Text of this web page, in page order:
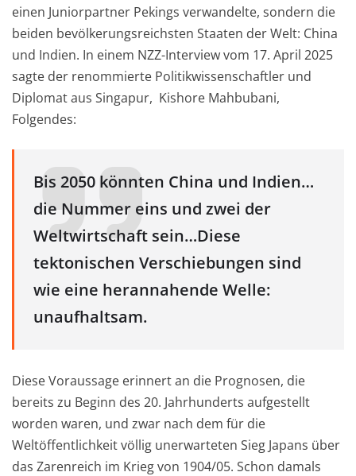
einen Juniorpartner Pekings verwandelte, sondern die
beiden bevölkerungsreichsten Staaten der Welt: China
und Indien. In einem NZZ-Interview vom 17. April 2025
sagte der renommierte Politikwissenschaftler und
Diplomat aus Singapur, Kishore Mahbubani,
Folgendes:
Bis 2050 könnten China und Indien…
die Nummer eins und zwei der
Weltwirtschaft sein…Diese
tektonischen Verschiebungen sind
wie eine herannahende Welle:
unaufhaltsam.
Diese Voraussage erinnert an die Prognosen, die
bereits zu Beginn des 20. Jahrhunderts aufgestellt
worden waren, und zwar nach dem für die
Weltöffentlichkeit völlig unerwarteten Sieg Japans über
das Zarenreich im Krieg von 1904/05. Schon damals